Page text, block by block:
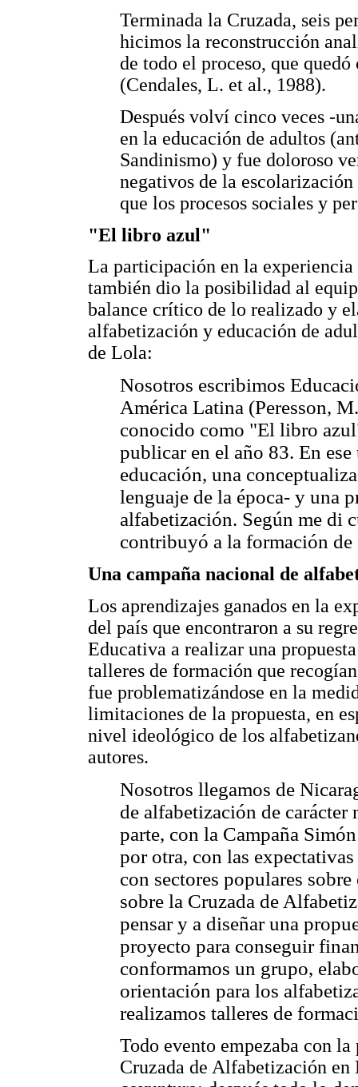
Terminada la Cruzada, seis
hicimos la reconstrucción
de todo el proceso, que
(Cendales, L. et al., 1988).
Después volví cinco veces -
en la educación de adultos
Sandinismo) y fue doloroso
negativos de la
que los procesos sociales y
"El libro azul"
La participación en la
también dio la posibilidad al
balance crítico de lo realizado y
alfabetización y educación de
de Lola:
Nosotros escribimos
América Latina (Peresson,
conocido como "El libro
publicar en el año 83. En
educación, una
lenguaje de la época- y una
alfabetización. Según me di
contribuyó a la formación de
Una campaña nacional de
Los aprendizajes ganados en la
del país que encontraron a su
Educativa a realizar una
talleres de formación que
fue problematizándose en la
limitaciones de la propuesta, en
nivel ideológico de los
autores.
Nosotros llegamos de
de alfabetización de
parte, con la Campaña
por otra, con las
con sectores populares
sobre la Cruzada de
pensar y a diseñar una
proyecto para conseguir
conformamos un grupo,
orientación para los
realizamos talleres de
Todo evento empezaba con
Cruzada de Alfabetización